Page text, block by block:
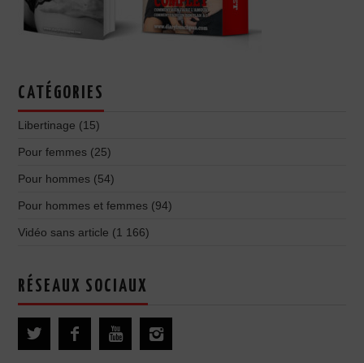
CATÉGORIES
Libertinage (15)
Pour femmes (25)
Pour hommes (54)
Pour hommes et femmes (94)
Vidéo sans article (1 166)
RÉSEAUX SOCIAUX